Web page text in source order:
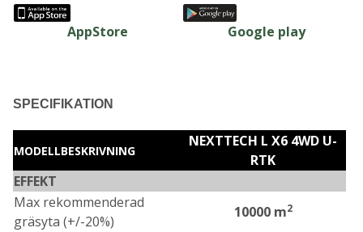
AppStore Google play
SPECIFIKATION
MODELLBESKRIVNING
NEXTTECH L X6 4WD U-
RTK
EFFEKT
Max rekommenderad
gräsyta (+/-20%)
10000 m2